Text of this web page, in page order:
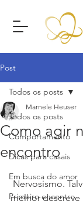
Post
Todos os posts
Comportamento
Dicas para casais
Em busca do amor
Primeiro encontro
Todos os posts
Como agir
encontro
Marnele Heuser
melhor descreve